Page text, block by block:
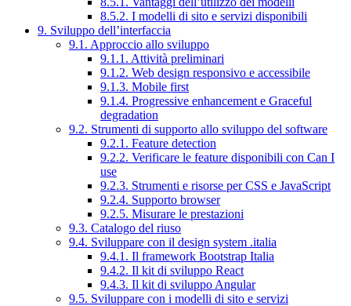
8.5.2. I modelli di sito e servizi disponibili
9. Sviluppo dell’interfaccia
9.1. Approccio allo sviluppo
9.1.1. Attività preliminari
9.1.2. Web design responsivo e accessibile
9.1.3. Mobile first
9.1.4. Progressive enhancement e Graceful
degradation
9.2. Strumenti di supporto allo sviluppo del software
9.2.1. Feature detection
9.2.2. Verificare le feature disponibili con Can I
use
9.2.3. Strumenti e risorse per CSS e JavaScript
9.2.4. Supporto browser
9.2.5. Misurare le prestazioni
9.3. Catalogo del riuso
9.4. Sviluppare con il design system .italia
9.4.1. Il framework Bootstrap Italia
9.4.2. Il kit di sviluppo React
9.4.3. Il kit di sviluppo Angular
9.5. Sviluppare con i modelli di sito e servizi